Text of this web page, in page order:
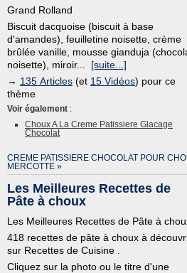
Grand Rolland
Biscuit dacquoise (biscuit à base
d'amandes), feuilletine noisette, crème
brûlée vanille, mousse gianduja
noisette), miroir... [suite...]
→ 135 Articles (et 15 Vidéos) pour ce
thème
Voir également :
Choux A La Creme Patissiere Glacage
Chocolat
CREME PATISSIERE CHOCOLAT POUR
MERCOTTE »
Les Meilleures Recettes de
Pâte à choux
Les Meilleures Recettes de Pâte à
418 recettes de pâte à choux à
sur Recettes de Cuisine .
Cliquez sur la photo ou le titre d'une